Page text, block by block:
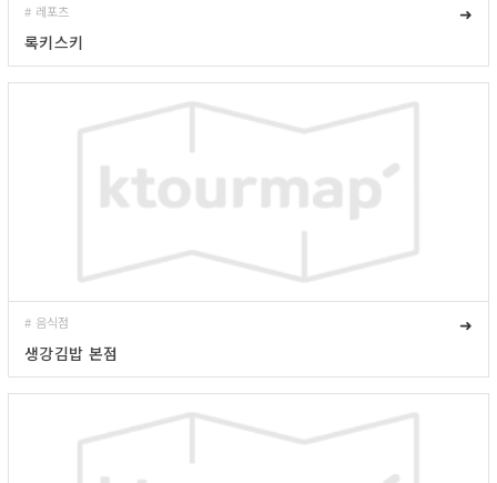
# 레포츠
➜
록키스키
# 음식점
➜
생강김밥 본점